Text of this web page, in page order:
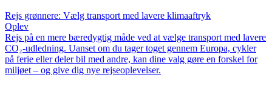
Rejs grønnere: Vælg transport med lavere klimaaftryk
Oplev
Rejs på en mere bæredygtig måde ved at vælge transport med lavere
CO₂-udledning. Uanset om du tager toget gennem Europa, cykler
på ferie eller deler bil med andre, kan dine valg gøre en forskel for
miljøet – og give dig nye rejseoplevelser.